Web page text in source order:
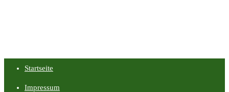
Startseite
Impressum